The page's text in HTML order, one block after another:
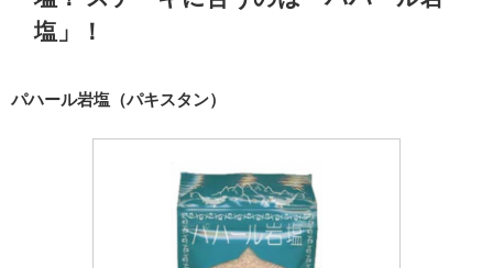
塩」！
パハール岩塩（パキスタン）